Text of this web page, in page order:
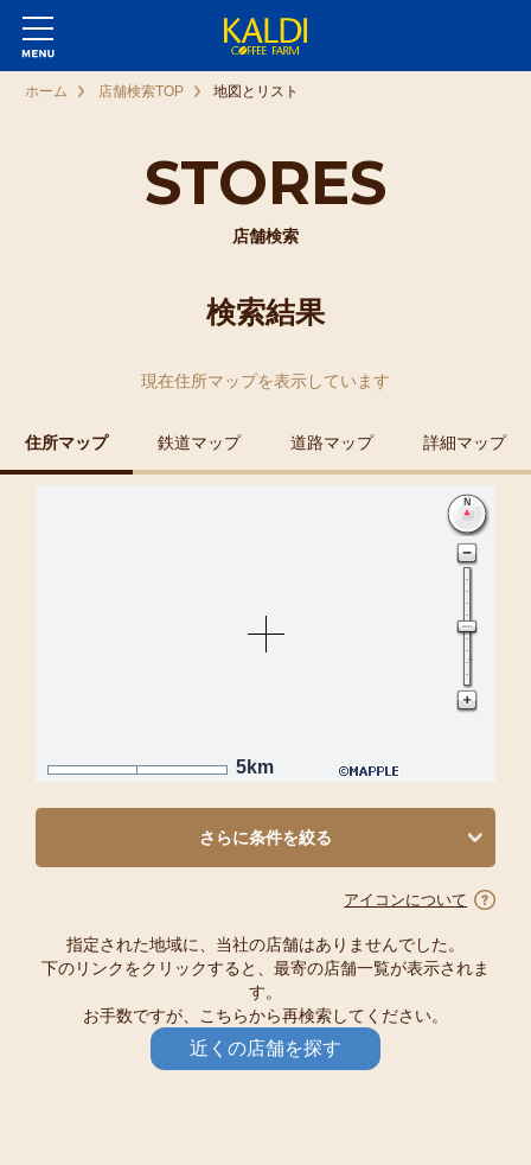
STORES
店舗検索
ホーム 店舗検索TOP 地図とリスト
検索結果
現在住所マップを表示しています
住所マップ 鉄道マップ 道路マップ 詳細マップ
5km
さらに条件を絞る
アイコンについて
指定された地域に、当社の店舗はありませんでした。
下のリンクをクリックすると、最寄の店舗一覧が表示されま
す。
お手数ですが、こちらから再検索してください。
近くの店舗を探す